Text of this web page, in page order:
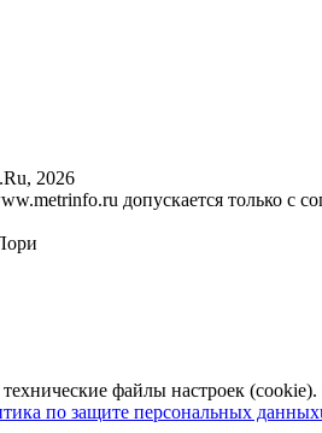
2026
допускается только с
файлы настроек
по защите персональных